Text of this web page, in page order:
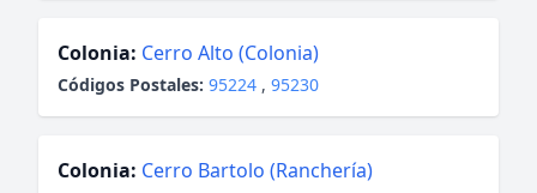
Colonia: Cerro Alto (Colonia)
Códigos Postales: 95224 , 95230
Colonia: Cerro Bartolo (Ranchería)